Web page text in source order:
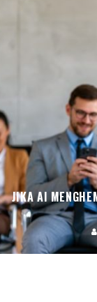
JIKA AI